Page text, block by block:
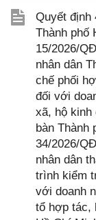
Quyết định
Thành phố
15/2026/
nhân dân
chế phối
đối với
xã, hộ kinh
bàn Thành
34/2026/
nhân dân
trình kiểm
với doanh
tổ hợp tác,